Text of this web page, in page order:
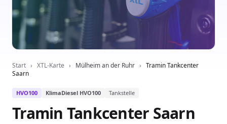
Start › XTL-Karte › Mülheim an der Ruhr › Tramin Tankcenter
Saarn
HVO100 KlimaDiesel HVO100 Tankstelle
Tramin Tankcenter Saarn